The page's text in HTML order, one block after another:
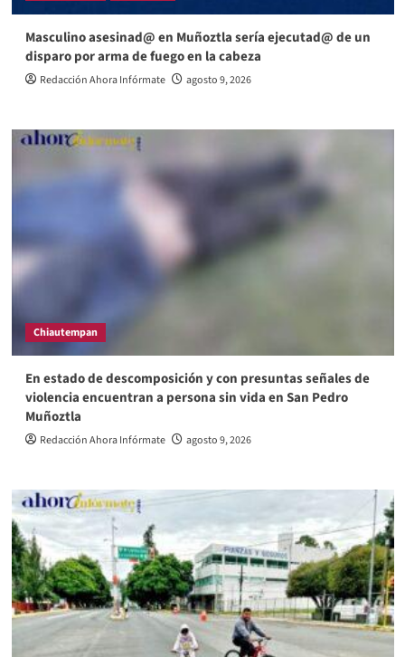
Masculino asesinad@ en Muñoztla sería ejecutad@ de un
disparo por arma de fuego en la cabeza
Redacción Ahora Infórmate agosto 9, 2026
Chiautempan
En estado de descomposición y con presuntas señales de
violencia encuentran a persona sin vida en San Pedro
Muñoztla
Redacción Ahora Infórmate agosto 9, 2026